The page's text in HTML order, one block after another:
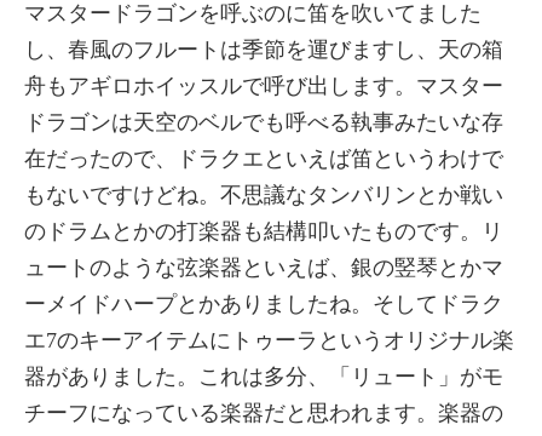
マスタードラゴンを呼ぶのに笛を吹いてました
し、春風のフルートは季節を運びますし、天の箱
舟もアギロホイッスルで呼び出します。マスター
ドラゴンは天空のベルでも呼べる執事みたいな存
在だったので、ドラクエといえば笛というわけで
もないですけどね。不思議なタンバリンとか戦い
のドラムとかの打楽器も結構叩いたものです。リ
ュートのような弦楽器といえば、銀の竪琴とかマ
ーメイドハープとかありましたね。そしてドラク
エ7のキーアイテムにトゥーラというオリジナル楽
器がありました。これは多分、「リュート」がモ
チーフになっている楽器だと思われます。楽器の